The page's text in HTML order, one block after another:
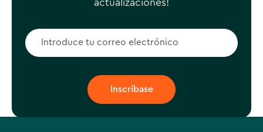
actualizaciones!